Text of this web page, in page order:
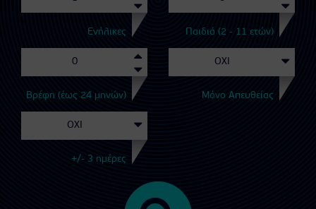
Ενήλικες Παιδιά (2 - 11 ετών)
Βρέφη (έως 24 μηνών) Μόνο Απευθείας
+/- 3 ημέρες